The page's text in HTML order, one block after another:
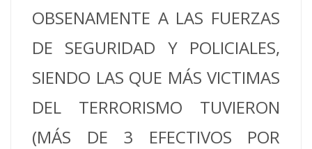
OBSENAMENTE A LAS FUERZAS
DE SEGURIDAD Y POLICIALES,
SIENDO LAS QUE MÁS VICTIMAS
DEL TERRORISMO TUVIERON
(MÁS DE 3 EFECTIVOS POR